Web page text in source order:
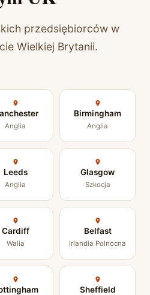
przedsiębiorców w
Wielkiej Brytanii.
Anglia
Birmingham
Anglia
Leeds
Anglia
Glasgow
Szkocja
Cardiff
Walia
Belfast
Irlandia Polnocna
Sheffield